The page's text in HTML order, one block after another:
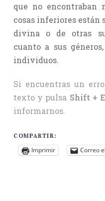
que no encontraban
cosas inferiores están
divina o de otras
cuanto a sus
individuos.
Si encuentras un
texto y pulsa Shift +
informarnos.
COMPARTIR:
Imprimir Correo